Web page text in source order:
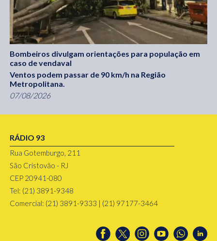
Bombeiros divulgam orientações para população em
caso de vendaval
Ventos podem passar de 90 km/h na Região
Metropolitana.
07/08/2026
RÁDIO 93
Rua Gotemburgo, 211
São Cristovão - RJ
CEP 20941-080
Tel: (21) 3891-9348
Comercial: (21) 3891-9333 | (21) 97177-3464